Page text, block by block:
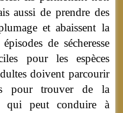
aussi de prendre des
et abaissent la
de sécheresse
pour les espèces
doivent parcourir
pour trouver de la
qui peut conduire à